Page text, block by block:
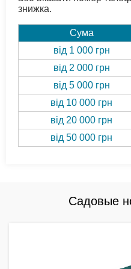
знижка.
Сума
від 1 000 грн
від 2 000 грн
від 5 000 грн
від 10 000 грн
від 20 000 грн
від 50 000 грн
Садовые